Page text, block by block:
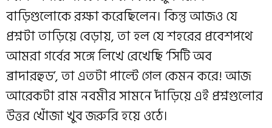
বাড়িগুলোকে রক্ষা করেছিলেন। কিন্তু আজও যে
প্রশ্নটা তাড়িয়ে বেড়ায়, তা হল যে শহরের প্রবেশপথে
আমরা গর্বের সঙ্গে লিখে রেখেছি ‘সিটি অব
ব্রাদারহুড’, তা এতটা পাল্টে গেল কেমন করে! আজ
আরেকটা রাম নবমীর সামনে দাঁড়িয়ে এই প্রশ্নগুলোর
উত্তর খোঁজা খুব জরুরি হয়ে ওঠে।